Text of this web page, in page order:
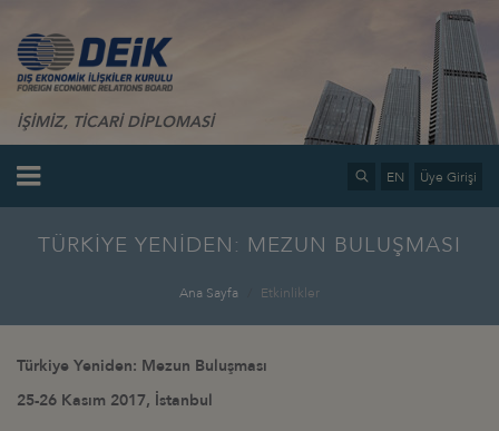
İŞİMİZ, TİCARİ DİPLOMASİ
EN Üye Girişi
TÜRKİYE YENİDEN: MEZUN BULUŞMASI
Ana Sayfa Etkinlikler
Türkiye Yeniden: Mezun Buluşması
25-26 Kasım 2017, İstanbul